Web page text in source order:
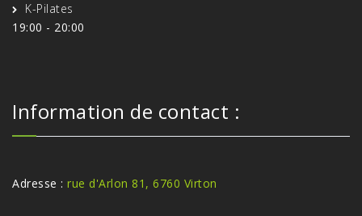
K-Pilates
19:00 - 20:00
Information de contact :
Adresse : rue d'Arlon 81, 6760 Virton